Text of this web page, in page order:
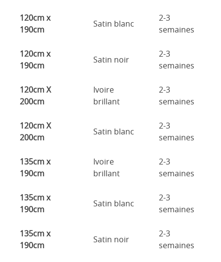
120cm x
190cm
Satin blanc
2-3
semaines
120cm x
190cm
Satin noir
2-3
semaines
120cm X
200cm
Ivoire
brillant
2-3
semaines
120cm X
200cm
Satin blanc
2-3
semaines
135cm x
190cm
Ivoire
brillant
2-3
semaines
135cm x
190cm
Satin blanc
2-3
semaines
135cm x
190cm
Satin noir
2-3
semaines